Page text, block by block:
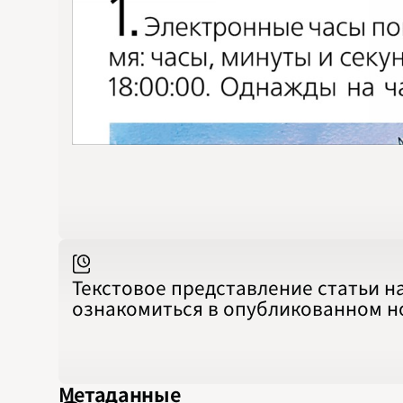
Текстовое представление статьи
ознакомиться в опубликованном
Метаданные